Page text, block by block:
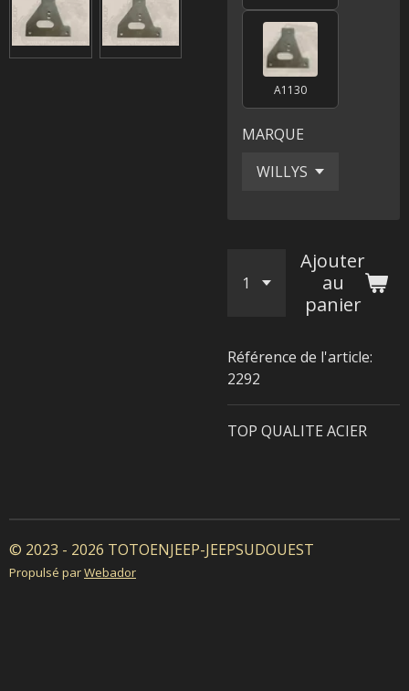
A1130
MARQUE
Ajouter
au
panier
Référence de l'article:
2292
TOP QUALITE ACIER
© 2023 - 2026 TOTOENJEEP-JEEPSUDOUEST
Propulsé parWebador